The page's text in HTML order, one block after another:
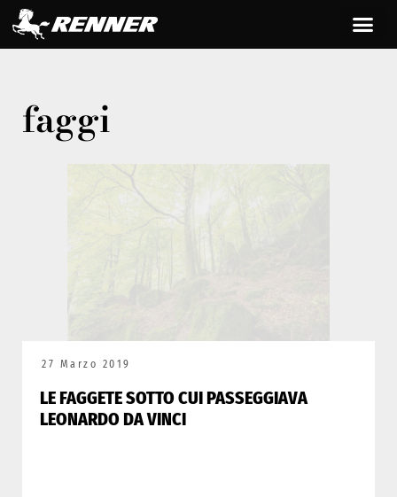
faggi
27 Marzo 2019
LE FAGGETE SOTTO CUI PASSEGGIAVA
LEONARDO DA VINCI